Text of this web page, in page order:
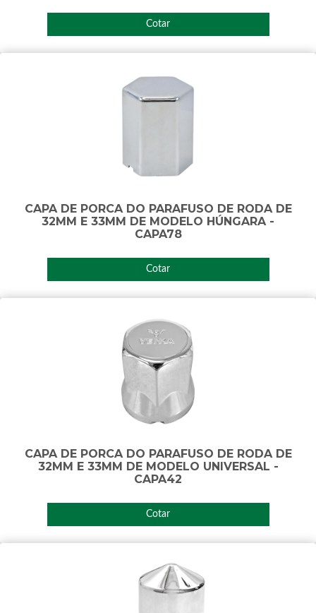
Cotar
CAPA DE PORCA DO PARAFUSO DE RODA DE
32MM E 33MM DE MODELO HÚNGARA -
CAPA78
Cotar
CAPA DE PORCA DO PARAFUSO DE RODA DE
32MM E 33MM DE MODELO UNIVERSAL -
CAPA42
Cotar